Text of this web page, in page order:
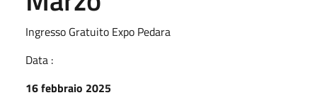
Ingresso Gratuito Expo Pedara
Data :
16 febbraio 2025